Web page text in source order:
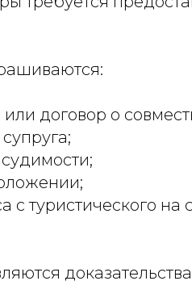
или договор о
с туристического на